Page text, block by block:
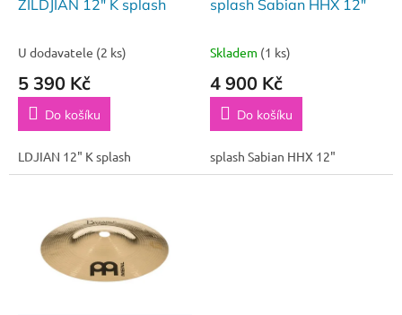
ZILDJIAN 12" K splash
U dodavatele (2 ks)
5 390 Kč
Do košíku
LDJIAN 12" K splash
splash Sabian HHX 12"
Skladem (1 ks)
4 900 Kč
Do košíku
splash Sabian HHX 12"